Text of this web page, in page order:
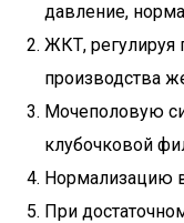
давление,
ЖКТ, регулируя
производства
Мочеполовую
клубочковой
Нормализацию
При